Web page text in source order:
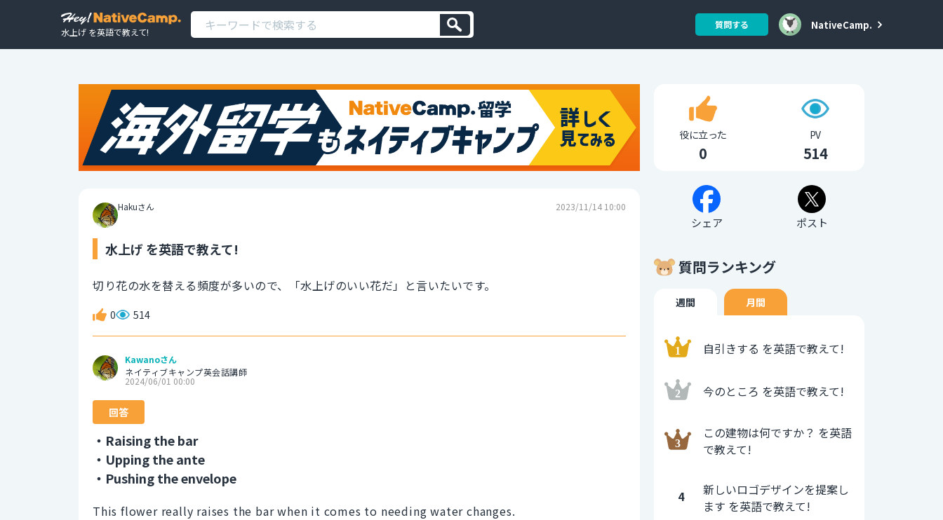
水上げ を英語で教えて!
質問する NativeCamp.
Hakuさん 2023/11/14 10:00
水上げ を英語で教えて!
切り花の水を替える頻度が多いので、「水上げのいい花だ」と言いたいです。
0 514
Kawanoさん
ネイティブキャンプ英会話講師
2024/06/01 00:00
回答
・Raising the bar
・Upping the ante
・Pushing the envelope
This flower really raises the bar when it comes to needing water changes.
役に立った
0
PV
514
シェア ポスト
質問ランキング
週間 月間
自引きする を英語で教えて!
今のところ を英語で教えて!
この建物は何ですか？ を英語
で教えて!
4
新しいロゴデザインを提案し
ます を英語で教えて!